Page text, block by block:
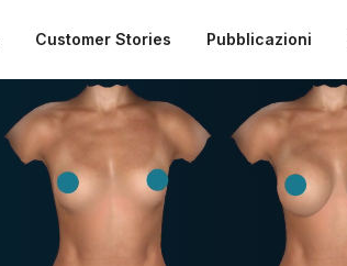
Customer Stories Pubblicazioni